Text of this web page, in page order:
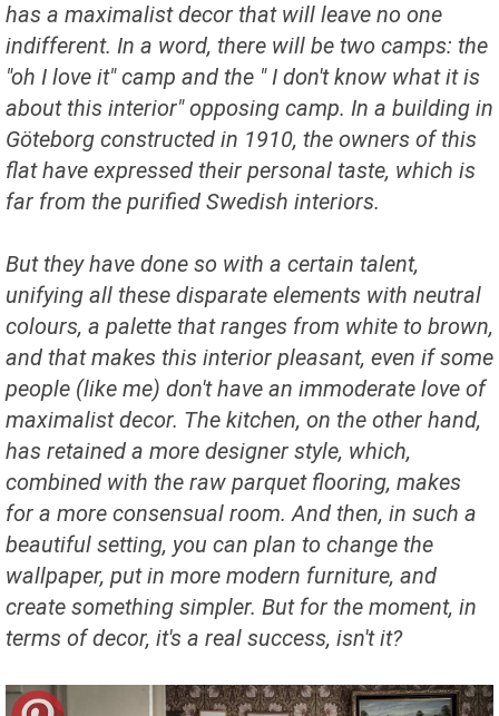
has a maximalist decor that will leave no one
indifferent. In a word, there will be two camps: the
"oh I love it" camp and the " I don't know what it is
about this interior" opposing camp. In a building in
Göteborg constructed in 1910, the owners of this
flat have expressed their personal taste, which is
far from the purified Swedish interiors.
But they have done so with a certain talent,
unifying all these disparate elements with neutral
colours, a palette that ranges from white to brown,
and that makes this interior pleasant, even if some
people (like me) don't have an immoderate love of
maximalist decor. The kitchen, on the other hand,
has retained a more designer style, which,
combined with the raw parquet flooring, makes
for a more consensual room. And then, in such a
beautiful setting, you can plan to change the
wallpaper, put in more modern furniture, and
create something simpler. But for the moment, in
terms of decor, it's a real success, isn't it?